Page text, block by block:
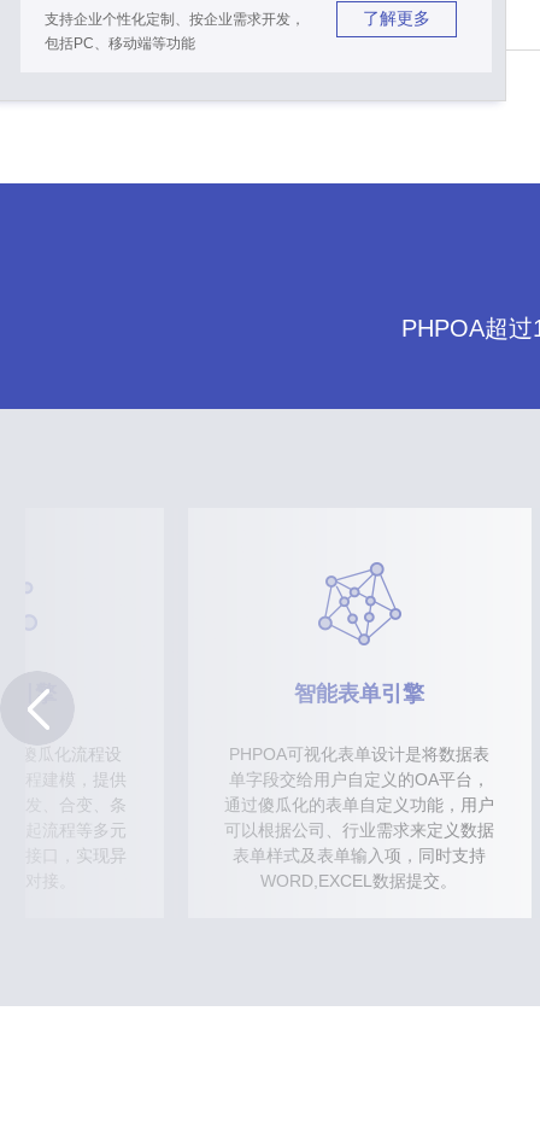
支持企业个性化定制、按企业需求开发，
包括PC、移动端等功能
了解更多
PHPOA超
引擎
傻瓜化流程设
流程建模，提供
并发、合变、条
挂起流程等多元
发接口，实现异
对接。
智能表单引擎
PHPOA可视化表单设计是将数据表
单字段交给用户自定义的OA平台，
通过傻瓜化的表单自定义功能，用户
可以根据公司、行业需求来定义数据
表单样式及表单输入项，同时支持
WORD,EXCEL数据提交。